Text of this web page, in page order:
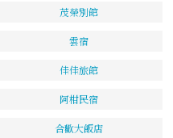
茂榮別館
雲宿
佳佳旅館
阿柑民宿
合歡大飯店